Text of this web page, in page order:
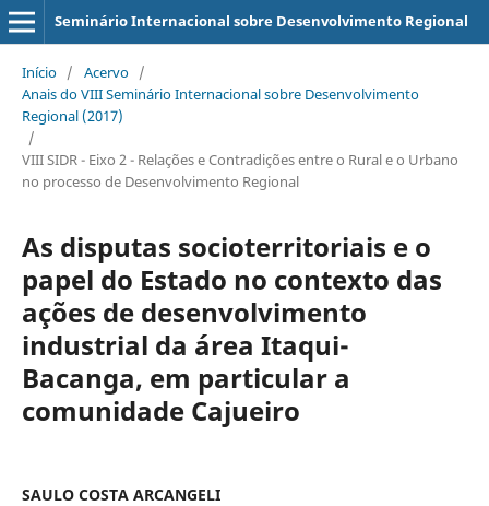
Seminário Internacional sobre Desenvolvimento Regional
Início / Acervo /
Anais do VIII Seminário Internacional sobre Desenvolvimento
Regional (2017)
/
VIII SIDR - Eixo 2 - Relações e Contradições entre o Rural e o Urbano
no processo de Desenvolvimento Regional
As disputas socioterritoriais e o
papel do Estado no contexto das
ações de desenvolvimento
industrial da área Itaqui-
Bacanga, em particular a
comunidade Cajueiro
SAULO COSTA ARCANGELI